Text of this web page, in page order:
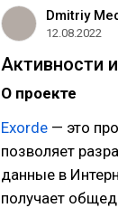
Dmitriy
12.08.2022
Активности
О проекте
Exorde — это
позволяет
данные в
получает